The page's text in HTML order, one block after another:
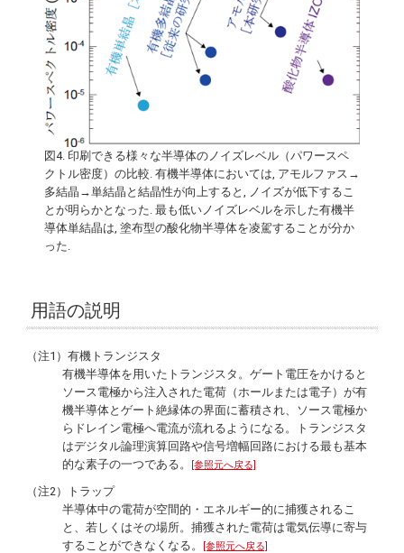
図4. 印刷できる様々な半導体のノイズレベル（パワースペ
クトル密度）の比較. 有機半導体においては, アモルファス→
多結晶→単結晶と結晶性が向上すると, ノイズが低下するこ
とが明らかとなった. 最も低いノイズレベルを示した有機半
導体単結晶は, 塗布型の酸化物半導体を凌駕することが分か
った.
用語の説明
（注1）有機トランジスタ
有機半導体を用いたトランジスタ。ゲート電圧をかけると
ソース電極から注入された電荷（ホールまたは電子）が有
機半導体とゲート絶縁体の界面に蓄積され、ソース電極か
らドレイン電極へ電流が流れるようになる。トランジスタ
はデジタル論理演算回路や信号増幅回路における最も基本
的な素子の一つである。
[参照元へ戻る]
（注2）トラップ
半導体中の電荷が空間的・エネルギー的に捕獲されるこ
と、若しくはその場所。捕獲された電荷は電気伝導に寄与
することができなくなる。
[参照元へ戻る]